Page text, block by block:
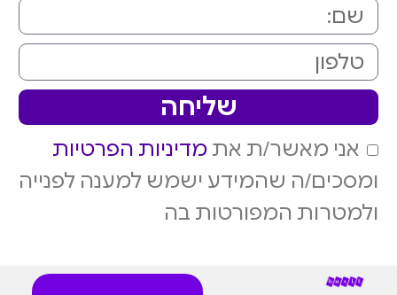
אני מאשר/ת את מדיניות הפרטיות
ומסכים/ה שהמידע ישמש למענה לפנייה
ולמטרות המפורטות בה
שליחה